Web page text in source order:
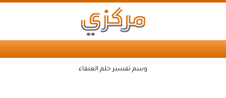
وسم تفسير حلم العنقاء